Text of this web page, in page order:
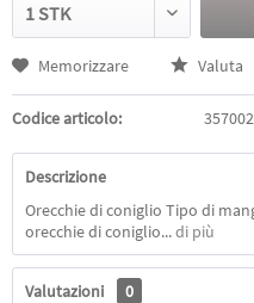
Memorizzare Valuta
Codice articolo:
Descrizione
Orecchie di coniglio Tipo di
orecchie di coniglio...di più
Valutazioni
0